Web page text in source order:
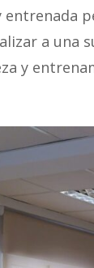
entrenada
a una
y